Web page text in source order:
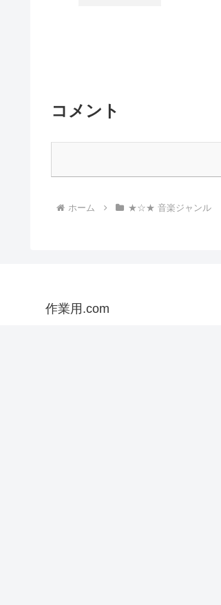
コメント
ホーム ★☆★ 音楽ジャンル
作業用.com